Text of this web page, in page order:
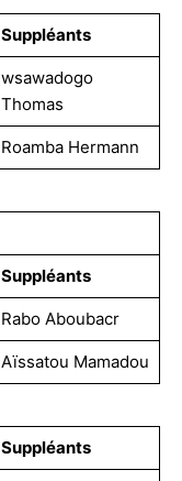
Suppléants
wsawadogo
Thomas
Roamba Hermann
Suppléants
Rabo Aboubacr
Aïssatou Mamadou
Suppléants